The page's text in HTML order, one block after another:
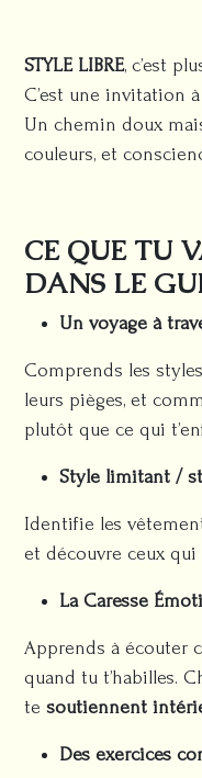
STYLE LIBRE, c’est
C’est une invitation
Un chemin doux
couleurs, et
CE QUE TU
DANS LE
Un voyage à
Comprends les
leurs pièges, et
plutôt que ce qui
Style limitant /
Identifie les
et découvre ceux qui
La Caresse
Apprends à écouter
quand tu t’habilles.
tesoutiennent
Des exercices